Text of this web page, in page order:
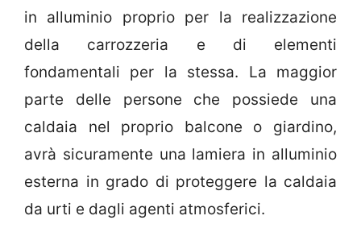
in alluminio proprio per la realizzazione
della carrozzeria e di elementi
fondamentali per la stessa. La maggior
parte delle persone che possiede una
caldaia nel proprio balcone o giardino,
avrà sicuramente una lamiera in alluminio
esterna in grado di proteggere la caldaia
da urti e dagli agenti atmosferici.